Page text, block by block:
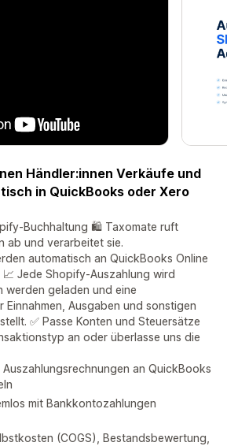
Händler:innen Verkäufe und
in QuickBooks oder Xero
Buchhaltung 🛍️ Taxomate ruft
ab und verarbeitet sie.
automatisch an QuickBooks Online
Jede Shopify-Auszahlung wird
werden geladen und eine
Einnahmen, Ausgaben und sonstigen
✅ Passe Konten und Steuersätze
an oder überlasse uns die
Auszahlungsrechnungen an QuickBooks
mit Bankkontozahlungen
(COGS), Bestandsbewertung,